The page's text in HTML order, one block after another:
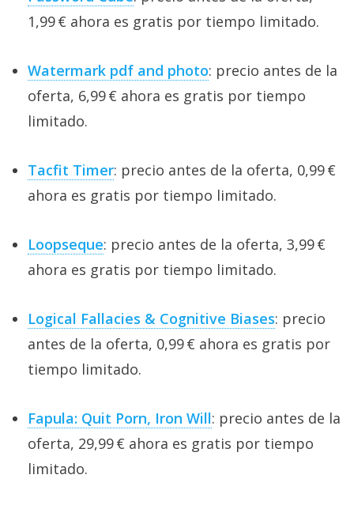
1,99 € ahora es gratis por tiempo limitado.
Watermark pdf and photo: precio antes de la
oferta, 6,99 € ahora es gratis por tiempo
limitado.
Tacfit Timer: precio antes de la oferta, 0,99 €
ahora es gratis por tiempo limitado.
Loopseque: precio antes de la oferta, 3,99 €
ahora es gratis por tiempo limitado.
Logical Fallacies & Cognitive Biases: precio
antes de la oferta, 0,99 € ahora es gratis por
tiempo limitado.
Fapula: Quit Porn, Iron Will: precio antes de la
oferta, 29,99 € ahora es gratis por tiempo
limitado.